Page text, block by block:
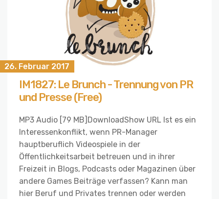
26. Februar 2017
IM1827: Le Brunch - Trennung von PR
und Presse (Free)
MP3 Audio [79 MB]DownloadShow URL Ist es ein
Interessenkonflikt, wenn PR-Manager
hauptberuflich Videospiele in der
Öffentlichkeitsarbeit betreuen und in ihrer
Freizeit in Blogs, Podcasts oder Magazinen über
andere Games Beiträge verfassen? Kann man
hier Beruf und Privates trennen oder werden